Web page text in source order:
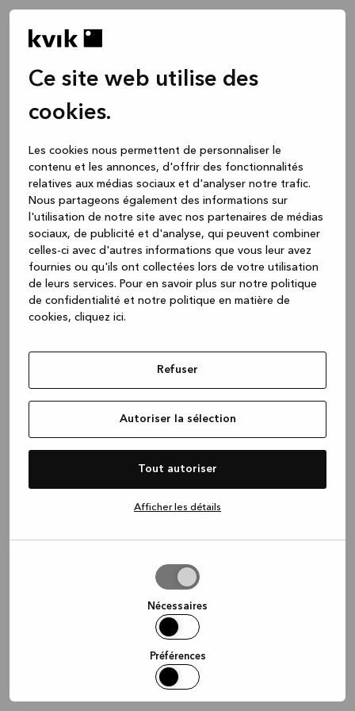
Ce site web utilise des
cookies.
Les cookies nous permettent de personnaliser le
contenu et les annonces, d'offrir des fonctionnalités
relatives aux médias sociaux et d'analyser notre trafic.
Nous partageons également des informations sur
l'utilisation de notre site avec nos partenaires de médias
sociaux, de publicité et d'analyse, qui peuvent combiner
celles-ci avec d'autres informations que vous leur avez
fournies ou qu'ils ont collectées lors de votre utilisation
de leurs services. Pour en savoir plus sur notre politique
de confidentialité et notre politique en matière de
cookies, cliquez ici.
Refuser
Autoriser la sélection
Tout autoriser
Afficher les détails
Nécessaires
Préférences
loadingwww.kvik.be (see the browser console for more
information)